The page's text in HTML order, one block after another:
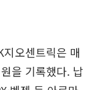
오센트릭은 매
을 기록했다. 납